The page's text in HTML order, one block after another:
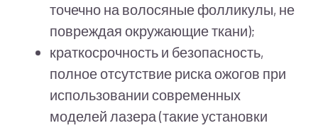
точечно на волосяные фолликулы, не
повреждая окружающие ткани);
краткосрочность и безопасность,
полное отсутствие риска ожогов при
использовании современных
моделей лазера (такие установки